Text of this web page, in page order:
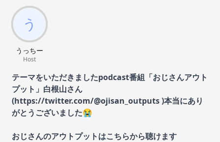
うっちー
Host
テーマをいただきましたpodcast番組「おじさんアウト
プット」白根山さん
(https://twitter.com/@ojisan_outputs )本当にあり
がとうございました😭
おじさんのアウトプットはこちらから聴けます